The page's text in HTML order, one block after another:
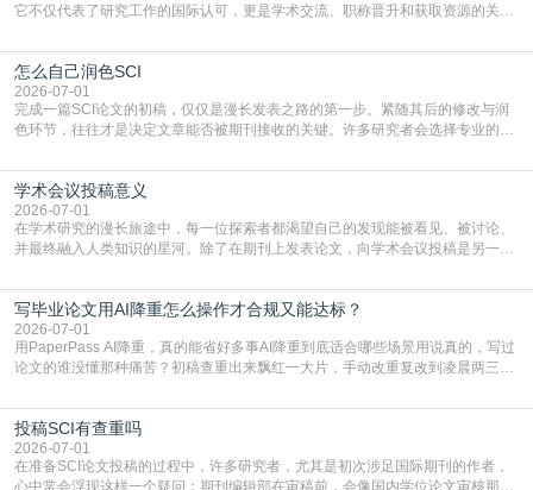
它不仅代表了研究工作的国际认可，更是学术交流、职称晋升和获取资源的关键
战与困惑。从选题立意到投稿回应，每一步都需要精心的策略与扎实的工作。本
篇AEIC学术交流中心小编就为大家介绍“发SCI文章”。一、精准定位是成功的第
一步发表SCI文章，首要解决的问题是“投
怎么自己润色SCI
2026-07-01
完成一篇SCI论文的初稿，仅仅是漫长发表之路的第一步。紧随其后的修改与润
色环节，往往才是决定文章能否被期刊接收的关键。许多研究者会选择专业的语
质量，更能在此过程中深化对学术写作的理解。如何系统、高效地打磨自己的论
文，使其在语言和学术表达上更符合国际期刊的要求，是每位研究者值得投入学
习的技能。本篇AEIC学术交流中心小编就为大家介
学术会议投稿意义
2026-07-01
在学术研究的漫长旅途中，每一位探索者都渴望自己的发现能被看见、被讨论、
并最终融入人类知识的星河。除了在期刊上发表论文，向学术会议投稿是另一个
广阔学术天地的大门，连接着个体研究与社会网络。本篇AEIC学术交流中心小编
就为大家介绍“学术会议投稿意义”。一、加速研究成果的传播与反馈学术会议通
常具有周期短、时效性强的特点。相比期刊漫长的
写毕业论文用AI降重怎么操作才合规又能达标？
2026-07-01
用PaperPass AI降重，真的能省好多事AI降重到底适合哪些场景用说真的，写过
论文的谁没懂那种痛苦？初稿查重出来飘红一大片，手动改重复改到凌晨两三
到秃头。这时候靠谱的AI降重真的就是救命稻草，选对工具，半天就能搞定你两
三天都做不完的事。不是所有人都需要用AI降重，但如果你符合下面这些场景，
真的可以试试：初稿写完重复率远超要
投稿SCI有查重吗
2026-07-01
在准备SCI论文投稿的过程中，许多研究者，尤其是初次涉足国际期刊的作者，
心中常会浮现这样一个疑问：期刊编辑部在审稿前，会像国内学位论文审核那